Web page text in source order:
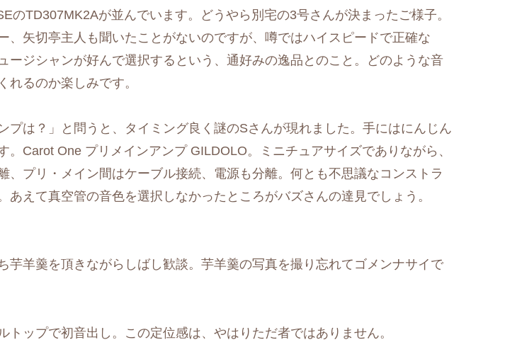
のTD307MK2Aが並んでいます。どうやら別宅の3号さんが決まったご様子。
、矢切亭主人も聞いたことがないのですが、噂ではハイスピードで正確な
ージシャンが好んで選択するという、通好みの逸品とのこと。どのような音
れるのか楽しみです。
プは？」と問うと、タイミング良く謎のSさんが現れました。手にはにんじん
。Carot One プリメインアンプ GILDOLO。ミニチュアサイズでありながら、
、プリ・メイン間はケーブル接続、電源も分離。何とも不思議なコンストラ
あえて真空管の音色を選択しなかったところがバズさんの達見でしょう。
芋羊羹を頂きながらしばし歓談。芋羊羹の写真を撮り忘れてゴメンナサイで
トップで初音出し。この定位感は、やはりただ者ではありません。